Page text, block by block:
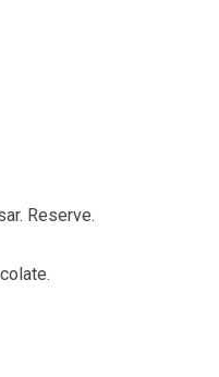
Reserve.